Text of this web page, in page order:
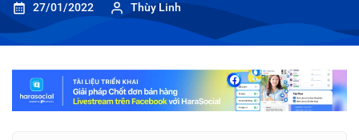
27/01/2022 Thùy Linh